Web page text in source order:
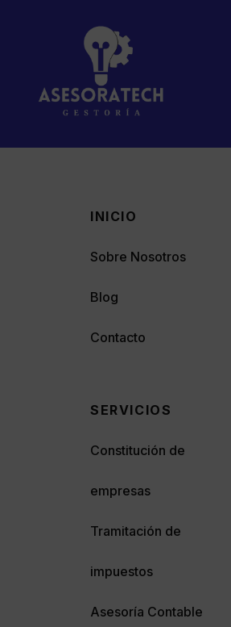
INICIO
Sobre Nosotros
Blog
Contacto
SERVICIOS
Constitución de
empresas
Tramitación de
impuestos
Asesoría Contable